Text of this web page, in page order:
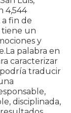
4,544
a fin de
tiene un
y
palabra en
caracterizar
podría traducir
disciplinada,